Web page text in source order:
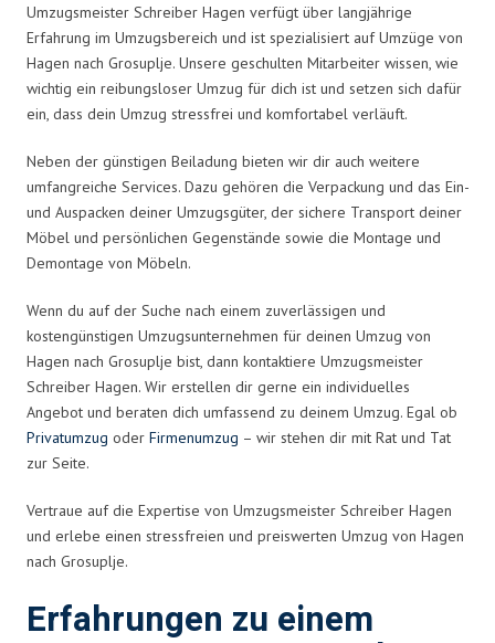
Umzugsmeister Schreiber Hagen verfügt über langjährige
Erfahrung im Umzugsbereich und ist spezialisiert auf Umzüge von
Hagen nach Grosuplje. Unsere geschulten Mitarbeiter wissen, wie
wichtig ein reibungsloser Umzug für dich ist und setzen sich dafür
ein, dass dein Umzug stressfrei und komfortabel verläuft.
Neben der günstigen Beiladung bieten wir dir auch weitere
umfangreiche Services. Dazu gehören die Verpackung und das Ein-
und Auspacken deiner Umzugsgüter, der sichere Transport deiner
Möbel und persönlichen Gegenstände sowie die Montage und
Demontage von Möbeln.
Wenn du auf der Suche nach einem zuverlässigen und
kostengünstigen Umzugsunternehmen für deinen Umzug von
Hagen nach Grosuplje bist, dann kontaktiere Umzugsmeister
Schreiber Hagen. Wir erstellen dir gerne ein individuelles
Angebot und beraten dich umfassend zu deinem Umzug. Egal ob
Privatumzug oder Firmenumzug – wir stehen dir mit Rat und Tat
zur Seite.
Vertraue auf die Expertise von Umzugsmeister Schreiber Hagen
und erlebe einen stressfreien und preiswerten Umzug von Hagen
nach Grosuplje.
Erfahrungen zu einem